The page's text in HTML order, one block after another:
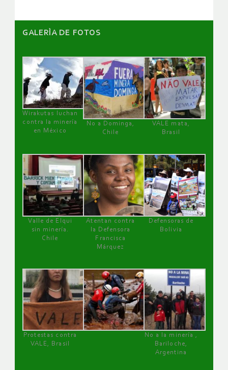
GALERÌA DE FOTOS
Wirakutas luchan
contra la minería
en México
No a Dominga,
Chile
VALE mata,
Brasil
Valle de Elqui
sin minería.
Chile
Atentan contra
la Defensora
Francisca
Márquez
Defensoras de
Bolivia
Protestas contra
VALE, Brasil
No a la minería ,
Bariloche,
Argentina